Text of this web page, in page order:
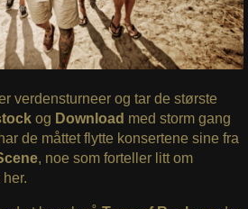
verdensturneer og tar de største
og Download med storm gang
de måttet flytte konsertene sine fra
, noe som forteller litt om